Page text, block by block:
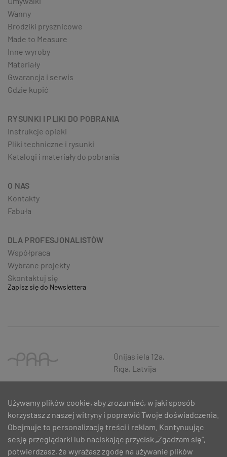
Wanny
Brodziki prysznicowe
Made to Measure
Inne wyroby
Materiały
Gwarancja i serwis
Gdzie kupić
RYSUNKI I PLIKI DO POBRANIA
Instrukcje opieki
Pliki techniczne i rysunki
Katalogi i materiały do pobrania
O NAS
Kontakty
Fabuła
DLA PROFESJONALISTÓW
Współpraca
Wybrane projekty
Skontaktuj się
Zapisz się do Newslettera
Ūnijas iela 12a,
Rīga, Latvija
Używamy plików cookie, aby zrozumieć, w jaki sposób
korzystasz z naszej witryny i poprawić Twoje doświadczenia.
Obejmuje to personalizację treści i reklam. Kontynuując
sesję przeglądarki lub naciskając przycisk „Zgadzam się”,
potwierdzasz, że wyrażasz zgodę na używanie plików